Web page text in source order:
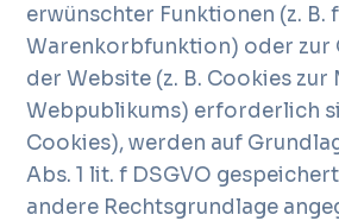
erwünschter Funktionen (z. B.
Warenkorbfunktion) oder zur
der Website (z. B. Cookies zur
Webpublikums) erforderlich
Cookies), werden auf
Abs. 1 lit. f DSGVO
andere Rechtsgrundlage